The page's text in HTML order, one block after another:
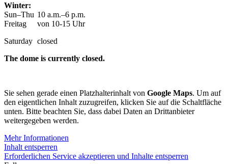
Winter:
Sun–Thu 10 a.m.–6 p.m.
Freitag
von 10-15 Uhr
Saturday closed
The dome is currently closed.
Sie sehen gerade einen Platzhalterinhalt von Google Maps. Um auf
den eigentlichen Inhalt zuzugreifen, klicken Sie auf die Schaltfläche
unten. Bitte beachten Sie, dass dabei Daten an Drittanbieter
weitergegeben werden.
Mehr Informationen
Inhalt entsperren
Erforderlichen Service akzeptieren und Inhalte entsperren